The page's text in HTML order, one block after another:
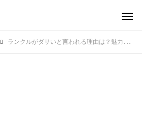
ランクルがダサいと言われる理由は？魅力と似合う人を解説